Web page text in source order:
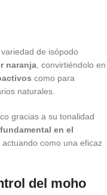
de isópodo
naranja , convirtiéndolo en
como para
naturales.
gracias a su tonalidad
en el
, actuando como una eficaz
del moho